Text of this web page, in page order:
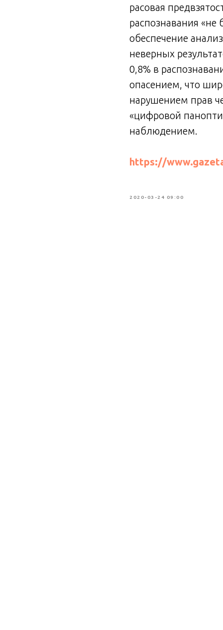
расовая
распознавания
обеспечение
неверных
0,8% в
опасением, что
нарушением прав
«цифровой
наблюдением.
https://
2020-03-24 09:00